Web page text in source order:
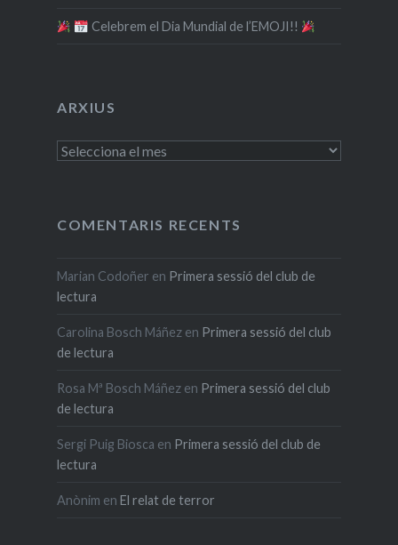
​ Celebrem el Dia Mundial de l’EMOJI!!
ARXIUS
Arxius
COMENTARIS RECENTS
Marian Codoñer en Primera sessió del club de
lectura
Carolina Bosch Máñezen Primera sessió del club
de lectura
Rosa Mª Bosch Máñezen Primera sessió del club
de lectura
Sergi Puig Biosca en Primera sessió del club de
lectura
Anònim en El relat de terror